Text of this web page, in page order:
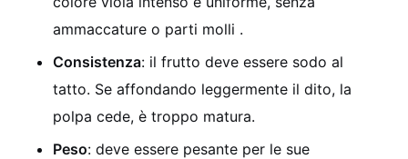
ammaccature o parti molli .
Consistenza: il frutto deve essere sodo al
tatto. Se affondando leggermente il dito, la
polpa cede, è troppo matura.
Peso: deve essere pesante per le sue